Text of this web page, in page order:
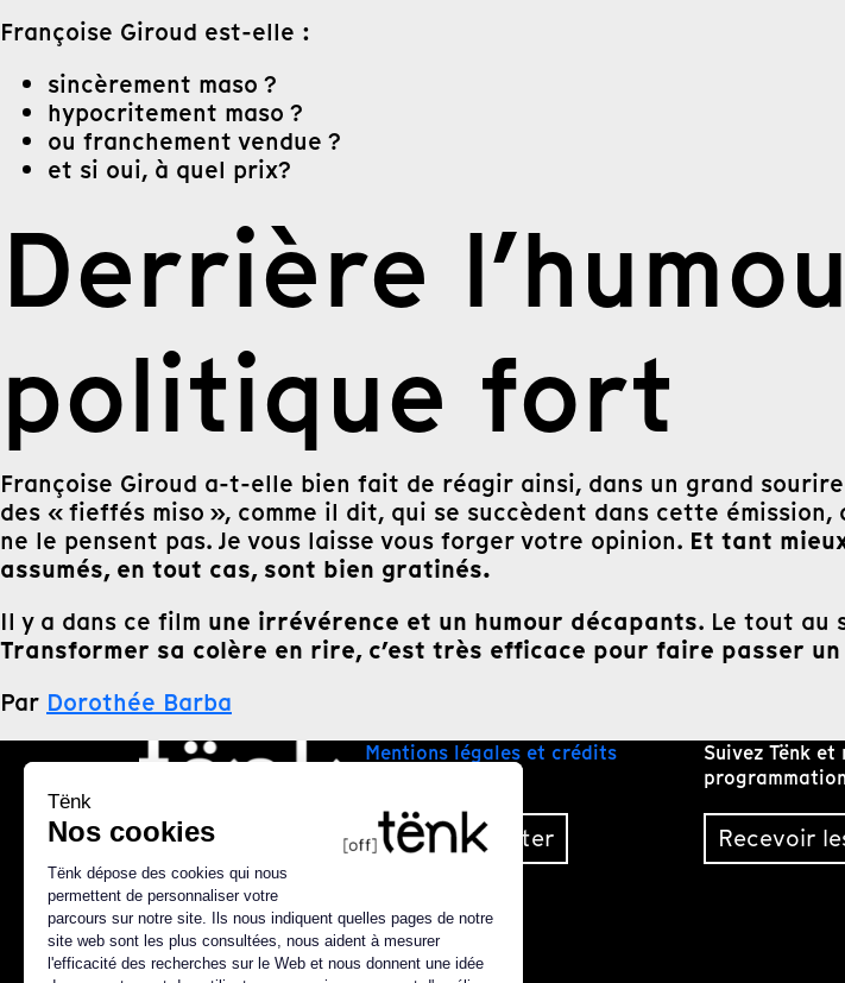
Françoise Giroud est-elle :
sincèrement maso ?
hypocritement maso ?
ou franchement vendue ?
et si oui, à quel prix?
Derrière
politique fort
Françoise Giroud a-t-elle bien fait de réagir ainsi, dans un grand
des « fieffés miso », comme il dit, qui se succèdent dans cette
ne le pensent pas. Je vous laisse vous forger votre opinion. Et tant
assumés, en tout cas, sont bien gratinés.
Il y a dans ce film une irrévérence et un humour décapants. Le tout au
Transformer sa colère en rire, c’est très efficace pour faire passer un
Par Dorothée Barba
Mentions légales et crédits
Nous contacter
Suivez Tënk
Recevoir